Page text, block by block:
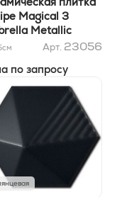
Magical 3
Metallic
см Арт. 23056
по запросу